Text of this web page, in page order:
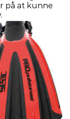
på at kunne